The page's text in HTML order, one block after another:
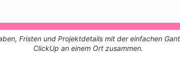
Fristen und Projektdetails mit der einfachen
ClickUp an einem Ort zusammen.